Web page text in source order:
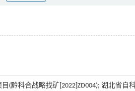
(黔科合战略找矿[2022]ZD004); 湖北省自